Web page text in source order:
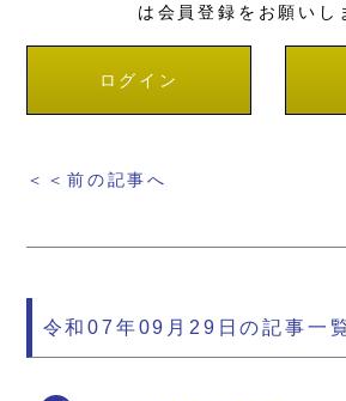
は会員登録をお願いし
ログイン
＜＜前の記事へ
令和07年09月29日の記事一